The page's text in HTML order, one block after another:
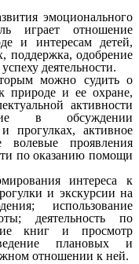
эмоционального
играет отношение
и интересам детей,
поддержка, одобрение
деятельности.
можно судить о
природе и ее охране,
активности
в обсуждении
прогулках, активное
волевые проявления
по оказанию помощи
интереса к
и экскурсии на
использование
деятельность по
книг и просмотр
плановых и
отношении к ней.